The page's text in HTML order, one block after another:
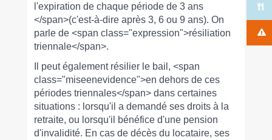
l'expiration de chaque période de 3 ans
</span>(c'est-à-dire après 3, 6 ou 9 ans). On
parle de <span class="expression">résiliation
triennale</span>.
Il peut également résilier le bail, <span
class="miseenevidence">en dehors de ces
périodes triennales</span> dans certaines
situations : lorsqu'il a demandé ses droits à la
retraite, ou lorsqu'il bénéfice d'une pension
d'invalidité. En cas de décès du locataire, ses